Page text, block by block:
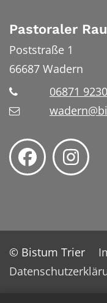
Pastoraler
Poststraße 1
66687 Wadern
06871
© Bistum Trier